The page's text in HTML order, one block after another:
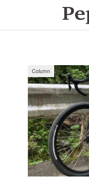
Column